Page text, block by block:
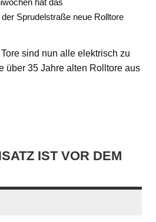
Sprudelstraße neue Rolltore
sind nun alle elektrisch zu
über 35 Jahre alten Rolltore aus
IST VOR DEM